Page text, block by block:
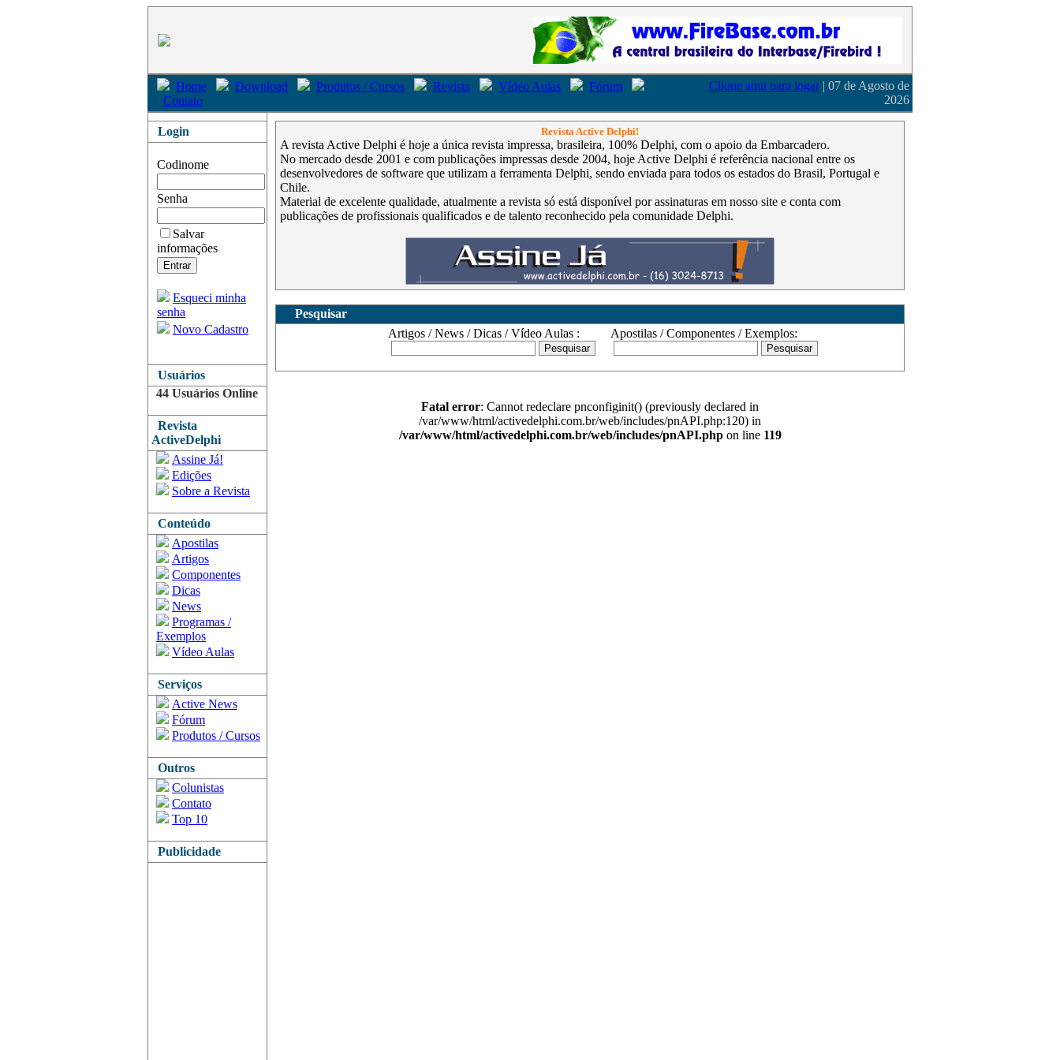
Home Download Produtos / Cursos Revista Vídeo Aulas
Fórum
Contato
Clique aqui para logar | 07 de Agosto de
2026
Login
Codinome
Senha
Salvar
informações
Esqueci minha
senha
Novo Cadastro
Usuários
44 Usuários Online
Revista
ActiveDelphi
Assine Já!
Edições
Sobre a Revista
Conteúdo
Apostilas
Artigos
Componentes
Dicas
News
Programas /
Exemplos
Vídeo Aulas
Serviços
Active News
Fórum
Produtos / Cursos
Outros
Colunistas
Contato
Top 10
Publicidade
Revista Active Delphi!
A revista Active Delphi é hoje a única revista impressa, brasileira, 100% Delphi, com o apoio da Embarcadero.
No mercado desde 2001 e com publicações impressas desde 2004, hoje Active Delphi é referência nacional entre os
desenvolvedores de software que utilizam a ferramenta Delphi, sendo enviada para todos os estados do Brasil, Portugal e
Chile.
Material de excelente qualidade, atualmente a revista só está disponível por assinaturas em nosso site e conta com
publicações de profissionais qualificados e de talento reconhecido pela comunidade Delphi.
Pesquisar
Artigos / News / Dicas / Vídeo Aulas :
Apostilas / Componentes / Exemplos:
Fatal error: Cannot redeclare pnconfiginit() (previously declared in
/var/www/html/activedelphi.com.br/web/includes/pnAPI.php:120) in
/var/www/html/activedelphi.com.br/web/includes/pnAPI.phpon line 119